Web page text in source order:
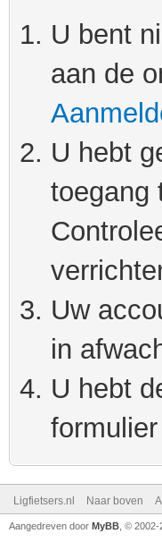
U bent
aan de
U hebt
toegang
Uw
in
U hebt
Ligfietsers.nl Naar boven
Aangedreven door MyBB , ©